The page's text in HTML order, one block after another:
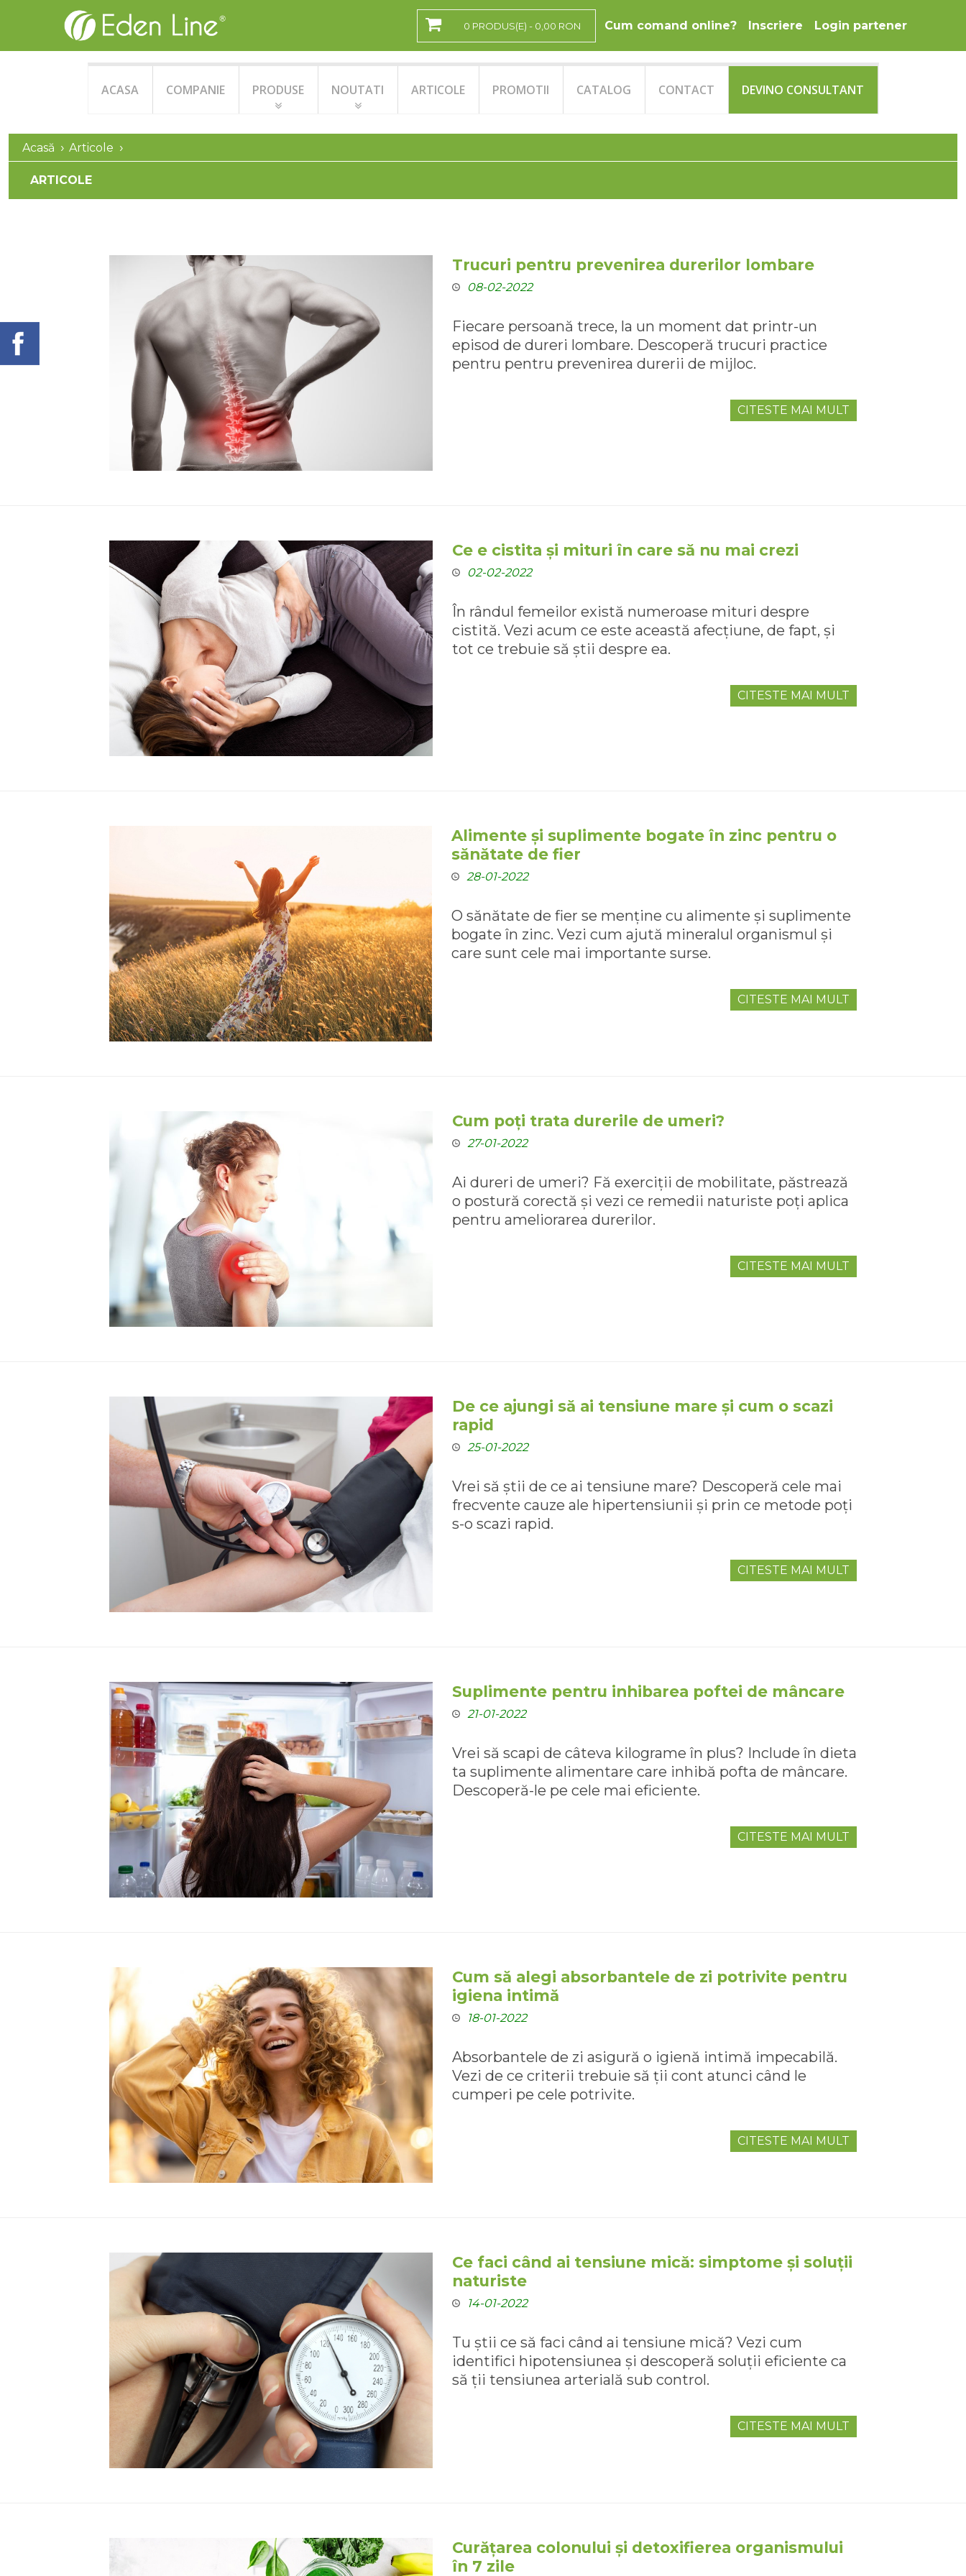
Cum comand online? Inscriere Login partener
0 PRODUS(E) - 0,00 RON
ACASA COMPANIE PRODUSE NOUTATI ARTICOLE PROMOTII CATALOG CONTACT DEVINO CONSULTANT
Acasă Articole
ARTICOLE
Trucuri pentru prevenirea durerilor lombare
08-02-2022
Fiecare persoană trece, la un moment dat printr-un
episod de dureri lombare. Descoperă trucuri practice
pentru pentru prevenirea durerii de mijloc.
CITESTE MAI MULT
Ce e cistita și mituri în care să nu mai crezi
02-02-2022
În rândul femeilor există numeroase mituri despre
cistită. Vezi acum ce este această afecțiune, de fapt, și
tot ce trebuie să știi despre ea.
CITESTE MAI MULT
Alimente și suplimente bogate în zinc pentru o
sănătate de fier
28-01-2022
O sănătate de fier se menține cu alimente și suplimente
bogate în zinc. Vezi cum ajută mineralul organismul și
care sunt cele mai importante surse.
CITESTE MAI MULT
Cum poți trata durerile de umeri?
27-01-2022
Ai dureri de umeri? Fă exerciții de mobilitate, păstrează
o postură corectă și vezi ce remedii naturiste poți aplica
pentru ameliorarea durerilor.
CITESTE MAI MULT
De ce ajungi să ai tensiune mare și cum o scazi
rapid
25-01-2022
Vrei să știi de ce ai tensiune mare? Descoperă cele mai
frecvente cauze ale hipertensiunii și prin ce metode poți
s-o scazi rapid.
CITESTE MAI MULT
Suplimente pentru inhibarea poftei de mâncare
21-01-2022
Vrei să scapi de câteva kilograme în plus? Include în dieta
ta suplimente alimentare care inhibă pofta de mâncare.
Descoperă-le pe cele mai eficiente.
CITESTE MAI MULT
Cum să alegi absorbantele de zi potrivite pentru
igiena intimă
18-01-2022
Absorbantele de zi asigură o igienă intimă impecabilă.
Vezi de ce criterii trebuie să ții cont atunci când le
cumperi pe cele potrivite.
CITESTE MAI MULT
Ce faci când ai tensiune mică: simptome și soluții
naturiste
14-01-2022
Tu știi ce să faci când ai tensiune mică? Vezi cum
identifici hipotensiunea și descoperă soluții eficiente ca
să ții tensiunea arterială sub control.
CITESTE MAI MULT
Curățarea colonului și detoxifierea organismului
în 7 zile